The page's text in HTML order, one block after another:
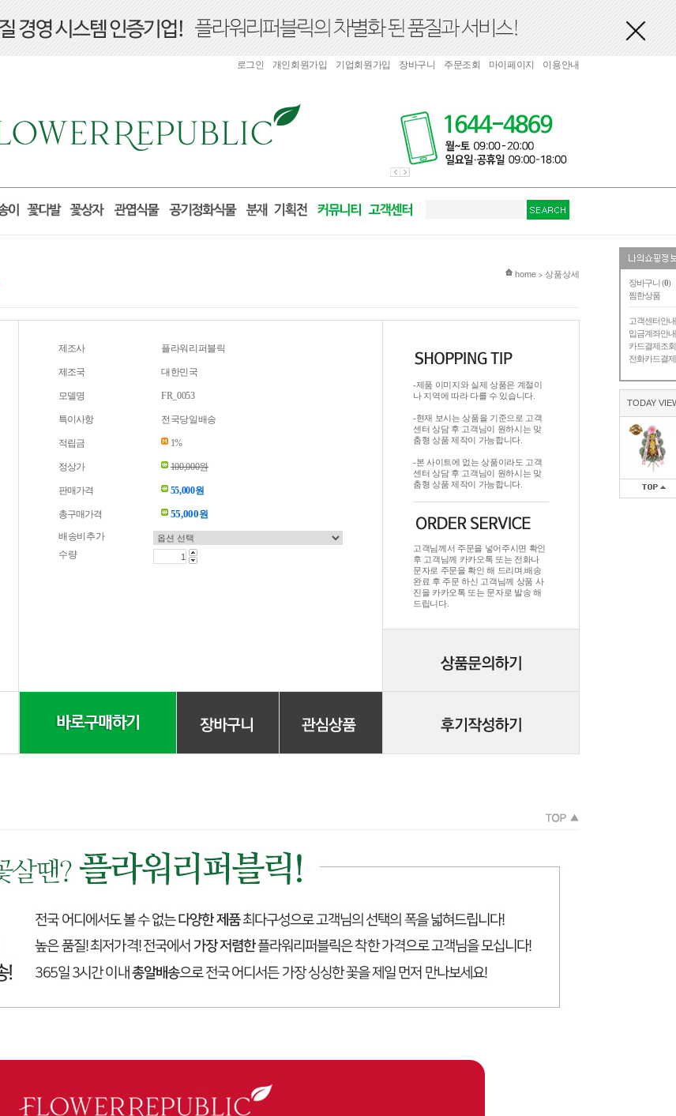
장바구니 (0)
찜한상품
고객센터안내
입금계좌안내
카드결제조회
전화카드결제
TODAY
로그인 개인회원가입 기업회원가입 장바구니 주문조회 마이페이지 이용안내
현재 위치
home > 상품상세
제조사 플라워리퍼블릭
제조국 대한민국
모델명 FR_0053
특이사항 전국당일배송
적립금 1%
정상가 100,000원
판매가격 55,000원
총구매가격 55,000원
배송비추가
수량
-제품 이미지와 실제 상품은 계절이
나 지역에 따라 다를 수 있습니다.
-현재 보시는 상품을 기준으로 고객
센터 상담 후 고객님이 원하시는 맞
춤형 상품 제작이 가능합니다.
-본 사이트에 없는 상품이라도 고객
센터 상담 후 고객님이 원하시는 맞
춤형 상품 제작이 가능합니다.
고객님께서 주문을 넣어주시면 확인
후 고객님께 카카오톡 또는 전화나
문자로 주문을 확인 해 드리며.배송
완료 후 주문 하신 고객님께 상품 사
진을 카카오톡 또는 문자로 발송 해
드립니다.